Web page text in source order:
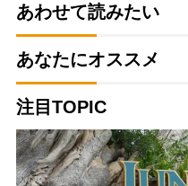
あわせて読みたい
あなたにオススメ
注目TOPIC